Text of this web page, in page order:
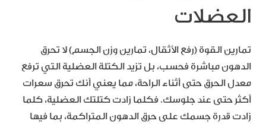
العضلات
تمارين القوة (رفع الأثقال، تمارين وزن الجسم) لا تحرق
الدهون مباشرة فحسب، بل تزيد الكتلة العضلية التي ترفع
معدل الحرق حتى أثناء الراحة، مما يعني أنك تحرق سعرات
أكثر حتى عند جلوسك. فكلما زادت كتلتك العضلية، كلما
زادت قدرة جسمك على حرق الدهون المتراكمة، بما فيها